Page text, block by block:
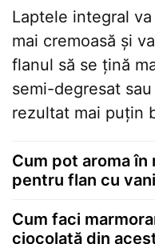
Laptele integral
mai cremoasă și
flanul să se țină
semi-degresat
rezultat mai puțin
Cum pot aroma în
pentru flan cu
Cum faci
ciocolată din